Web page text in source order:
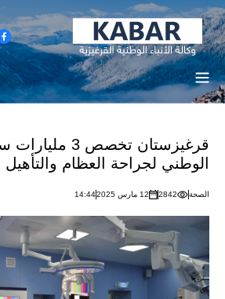
قرغيزستان تخصص
الوطني لجراحة العظام والتأهيل
الصحة 2842 12 مارس 2025 14:44